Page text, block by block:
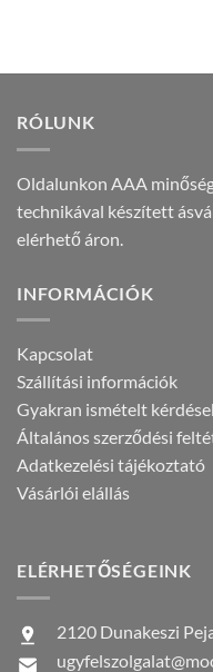
RÓLUNK
Oldalunkon AAA
technikával készített
elérhető áron.
INFORMÁCIÓK
Kapcsolat
Szállítási információk
Gyakran ismételt
Általános szerződési
Adatkezelési tájékoztató
Vásárlói elállás
ELÉRHETŐSÉGEINK
2120 Dunakeszi